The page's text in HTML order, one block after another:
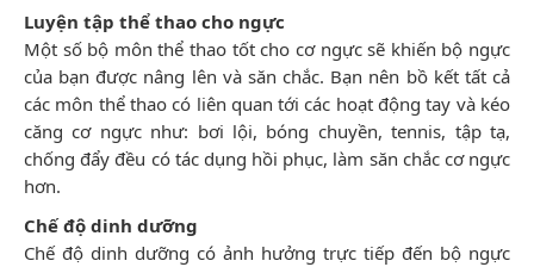
Luyện tập thể thao cho ngực
Một số bộ môn thể thao tốt cho cơ ngực sẽ khiến bộ ngực
của bạn được nâng lên và săn chắc. Bạn nên bồ kết tất cả
các môn thể thao có liên quan tới các hoạt động tay và kéo
căng cơ ngực như: bơi lội, bóng chuyền, tennis, tập tạ,
chống đẩy đều có tác dụng hồi phục, làm săn chắc cơ ngực
hơn.
Chế độ dinh dưỡng
Chế độ dinh dưỡng có ảnh hưởng trực tiếp đến bộ ngực